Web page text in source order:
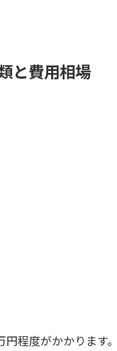
と費用相場
程度がかかります。